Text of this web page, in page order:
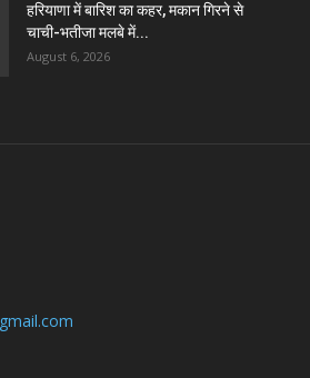
हरियाणा में बारिश का कहर, मकान गिरने से
चाची-भतीजा मलबे में...
August 6, 2026